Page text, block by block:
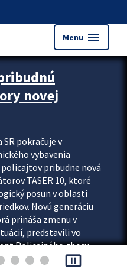
Menu menu
novej
pokračuje v
vybavenia
pribudne nová
TASER 10, ktoré
posun v oblasti
Novú generáciu
prináša zmenu v
predstavili vo
Policajného zboru
výcviku...
pause_presentation